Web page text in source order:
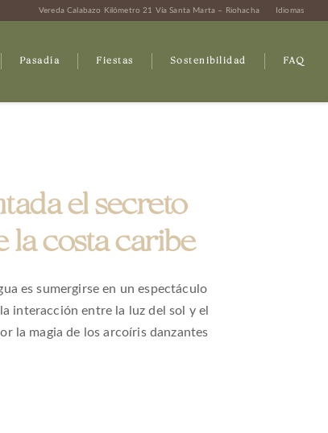
Vereda Calabazo Kilómetro 21 Vía Santa Marta – Riohacha Idiomas
Pasadía Fiestas Sostenibilidad FAQ
el secreto
costa caribe
es sumergirse en un espectáculo
interacción entre la luz del sol y el
la magia de los arcoíris danzantes